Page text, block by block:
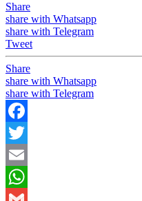
Share
share with Whatsapp
share with Telegram
Tweet
Share
share with Whatsapp
share with Telegram
Facebook
Twitter
Email
WhatsApp